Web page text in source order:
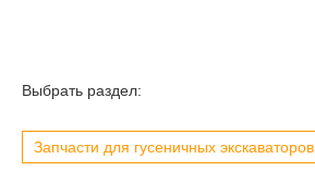
Выбрать раздел:
Запчасти для гусеничных экскаваторов